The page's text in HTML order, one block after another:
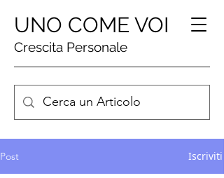
UNO COME VOI
Crescita Personale
Post Iscriviti